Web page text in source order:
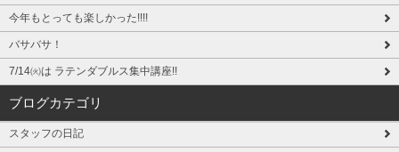
今年もとっても楽しかった!!!!
バサバサ！
7/14㈫は ラテンダブルス集中講座!!
ブログカテゴリ
スタッフの日記